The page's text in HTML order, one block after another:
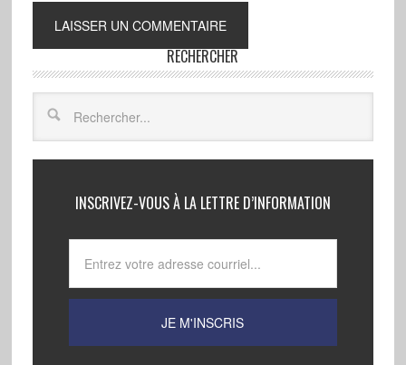
RECHERCHER
INSCRIVEZ-VOUS À LA LETTRE D’INFORMATION